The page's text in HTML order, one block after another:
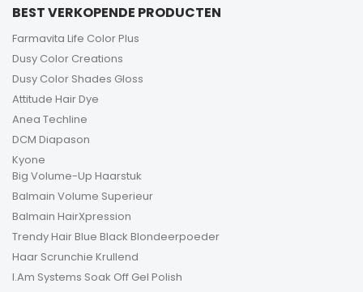
BEST VERKOPENDE PRODUCTEN
Farmavita Life Color Plus
Dusy Color Creations
Dusy Color Shades Gloss
Attitude Hair Dye
Anea Techline
DCM Diapason
Kyone
Big Volume-Up Haarstuk
Balmain Volume Superieur
Balmain HairXpression
Trendy Hair Blue Black Blondeerpoeder
Haar Scrunchie Krullend
I.Am Systems Soak Off Gel Polish